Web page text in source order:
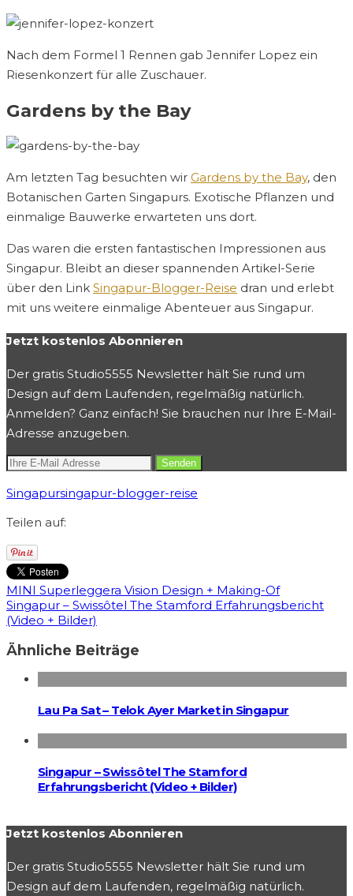
Nach dem Formel 1 Rennen gab Jennifer Lopez ein
Riesenkonzert für alle Zuschauer.
Gardens by the Bay
Am letzten Tag besuchten wir Gardens by the Bay, den
Botanischen Garten Singapurs. Exotische Pflanzen und
einmalige Bauwerke erwarteten uns dort.
Das waren die ersten fantastischen Impressionen aus
Singapur. Bleibt an dieser spannenden Artikel-Serie
über den Link Singapur-Blogger-Reise dran und erlebt
mit uns weitere einmalige Abenteuer aus Singapur.
Jetzt kostenlos Abonnieren
Der gratis Studio5555 Newsletter hält Sie rund um
Design auf dem Laufenden, regelmäßig natürlich.
Anmelden? Ganz einfach! Sie brauchen nur Ihre E-Mail-
Adresse anzugeben.
Singapursingapur-blogger-reise
Teilen auf:
MINI Superleggera Vision Design + Making-Of
Singapur – Swissôtel The Stamford Erfahrungsbericht
(Video + Bilder)
Ähnliche Beiträge
Lau Pa Sat – Telok Ayer Market in Singapur
Singapur – Swissôtel The Stamford
Erfahrungsbericht (Video + Bilder)
Jetzt kostenlos Abonnieren
Der gratis Studio5555 Newsletter hält Sie rund um
Design auf dem Laufenden, regelmäßig natürlich.